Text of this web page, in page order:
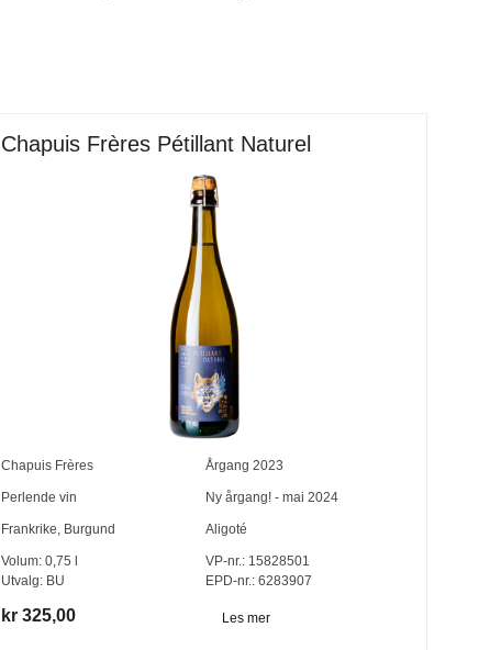
Chapuis Frères Pétillant Naturel
Chapuis Frères Årgang 2023
Perlende vin Ny årgang! - mai 2024
Frankrike Burgund Aligoté
Volum: 0,75 l
Utvalg: BU
VP-nr.:15828501
EPD-nr.: 6283907
kr 325,00 Les mer